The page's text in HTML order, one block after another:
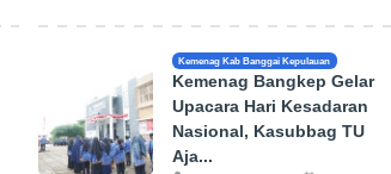
Kemenag Kab Banggai Kepulauan
Kemenag Bangkep Gelar
Upacara Hari Kesadaran
Nasional, Kasubbag TU
Aja...